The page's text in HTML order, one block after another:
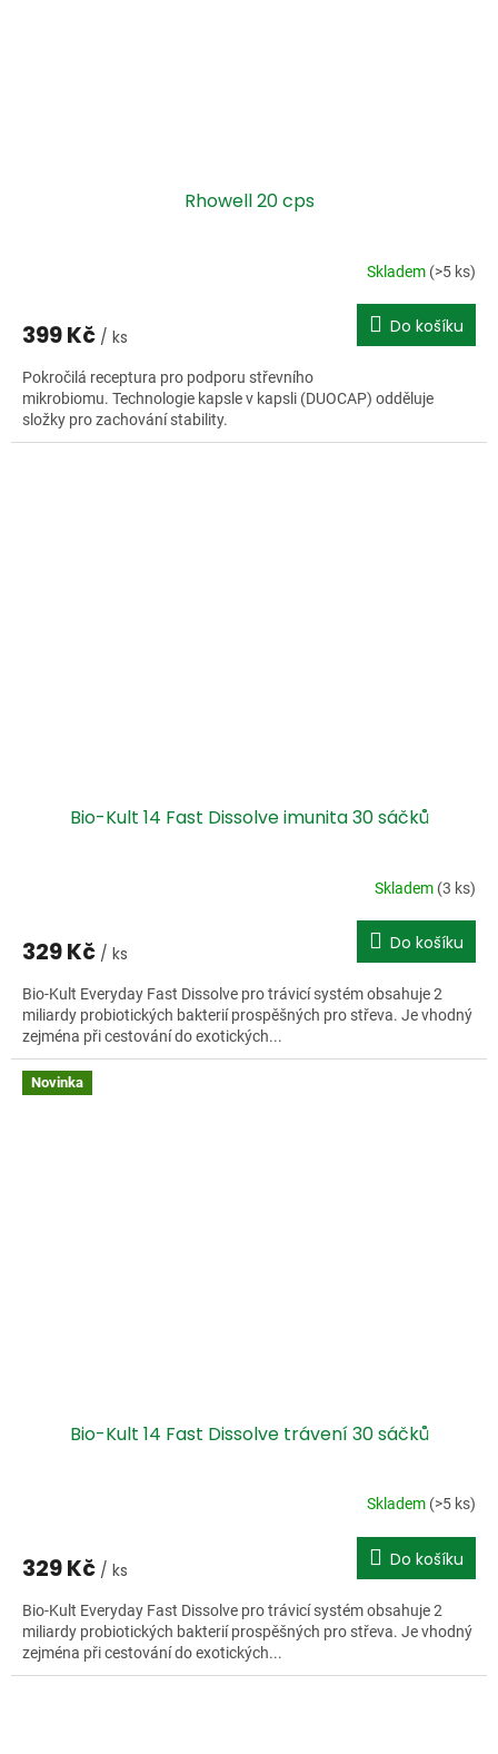
Rhowell 20 cps
Skladem (>5 ks)
399 Kč / ks Do košíku
Pokročilá receptura pro podporu střevního
mikrobiomu. Technologie kapsle v kapsli (DUOCAP) odděluje
složky pro zachování stability.
Bio-Kult 14 Fast Dissolve imunita 30 sáčků
Skladem (3 ks)
329 Kč / ks Do košíku
Bio-Kult Everyday Fast Dissolve pro trávicí systém obsahuje 2
miliardy probiotických bakterií prospěšných pro střeva. Je vhodný
zejména při cestování do exotických...
Novinka
Bio-Kult 14 Fast Dissolve trávení 30 sáčků
Skladem (>5 ks)
329 Kč / ks Do košíku
Bio-Kult Everyday Fast Dissolve pro trávicí systém obsahuje 2
miliardy probiotických bakterií prospěšných pro střeva. Je vhodný
zejména při cestování do exotických...